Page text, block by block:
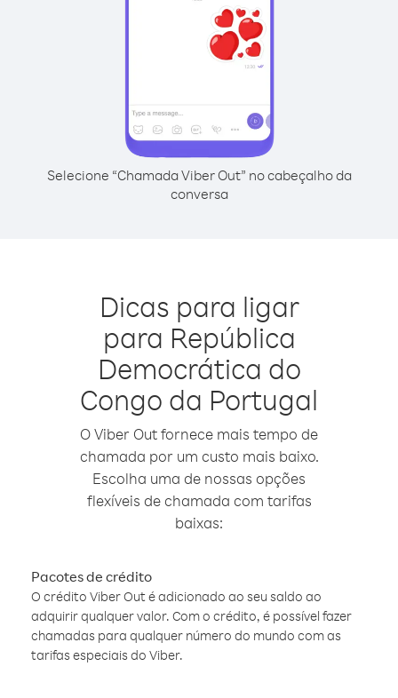
Selecione “Chamada Viber Out” no cabeçalho da
conversa
Dicas para ligar
para República
Democrática do
Congo da Portugal
O Viber Out fornece mais tempo de
chamada por um custo mais baixo.
Escolha uma de nossas opções
flexíveis de chamada com tarifas
baixas:
Pacotes de crédito
O crédito Viber Out é adicionado ao seu saldo ao
adquirir qualquer valor. Com o crédito, é possível fazer
chamadas para qualquer número do mundo com as
tarifas especiais do Viber.